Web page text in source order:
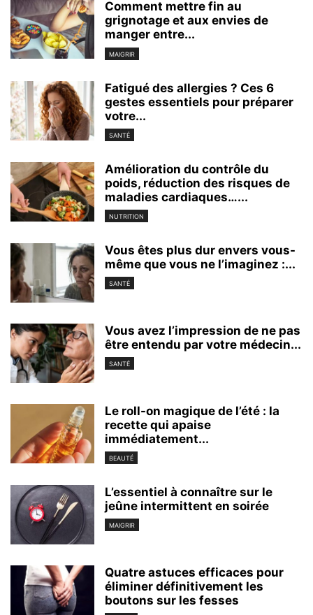
Comment mettre fin au
grignotage et aux envies de
manger entre...
MAIGRIR
Fatigué des allergies ? Ces 6
gestes essentiels pour préparer
votre...
SANTÉ
Amélioration du contrôle du
poids, réduction des risques de
maladies cardiaques…...
NUTRITION
Vous êtes plus dur envers vous-
même que vous ne l’imaginez :...
SANTÉ
Vous avez l’impression de ne pas
être entendu par votre médecin...
SANTÉ
Le roll-on magique de l’été : la
recette qui apaise
immédiatement...
BEAUTÉ
L’essentiel à connaître sur le
jeûne intermittent en soirée
MAIGRIR
Quatre astuces efficaces pour
éliminer définitivement les
boutons sur les fesses